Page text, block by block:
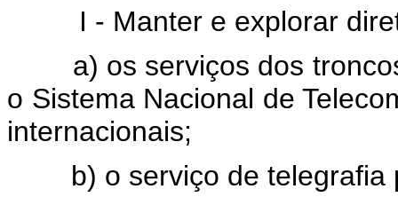
I - Manter e explorar
a) os serviços dos troncos
o Sistema Nacional de
internacionais;
b) o serviço de telegrafia